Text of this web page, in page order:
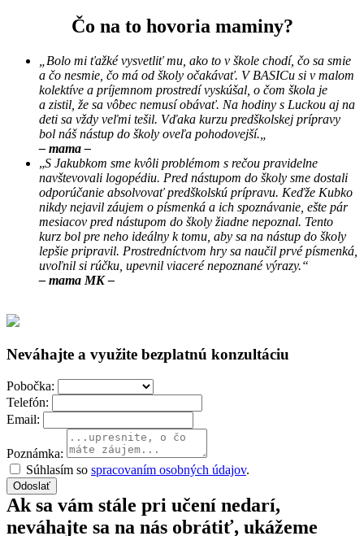
Čo na to hovoria maminy?
„Bolo mi ťažké vysvetliť mu, ako to v škole chodí, čo sa smie
a čo nesmie, čo má od školy očakávať. V BASICu si v malom
kolektíve a príjemnom prostredí vyskúšal, o čom škola je
a zistil, že sa vôbec nemusí obávať. Na hodiny s Luckou aj na
deti sa vždy veľmi tešil. Vďaka kurzu predškolskej prípravy
bol náš nástup do školy oveľa pohodovejší.
– mama –
„S Jakubkom sme kvôli problémom s rečou pravidelne
navštevovali logopédiu. Pred nástupom do školy sme dostali
odporúčanie absolvovať predškolskú prípravu. Keďže Kubko
nikdy nejavil záujem o písmenká a ich spoznávanie, ešte pár
mesiacov pred nástupom do školy žiadne nepoznal. Tento
kurz bol pre neho ideálny k tomu, aby sa na nástup do školy
lepšie pripravil. Prostredníctvom hry sa naučil prvé písmenká,
uvoľnil si rúčku, upevnil viaceré nepoznané výrazy.“
– mama MK –